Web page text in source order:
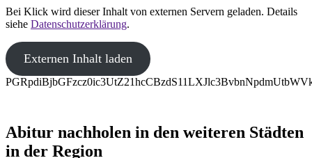
Bei Klick wird dieser Inhalt von externen Servern geladen. Details
siehe Datenschutzerklärung.
Externen Inhalt laden
Abitur nachholen in den weiteren Städten
in der Region